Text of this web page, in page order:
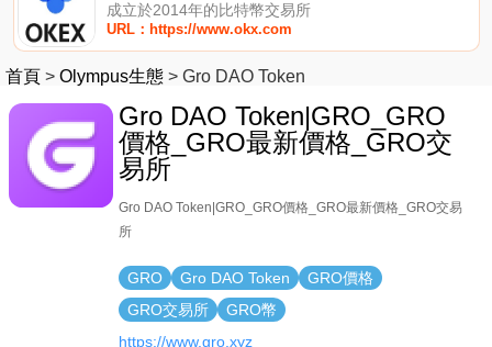
成立於2014年的比特幣交易所
URL：https://www.okx.com
首頁 > Olympus生態 > Gro DAO Token
Gro DAO Token|GRO_GRO
價格_GRO最新價格_GRO交
易所
Gro DAO Token|GRO_GRO價格_GRO最新價格_GRO交易
所
GRO Gro DAO Token
GRO價格
GRO交易所
GRO幣
https://www.gro.xyz